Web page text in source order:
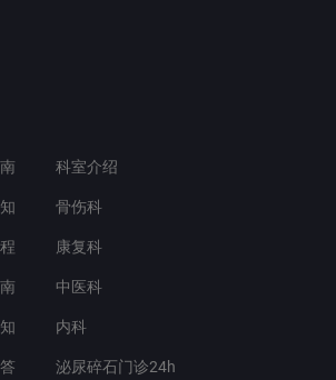
科室介绍
骨伤科
康复科
中医科
内科
泌尿碎石门诊24h